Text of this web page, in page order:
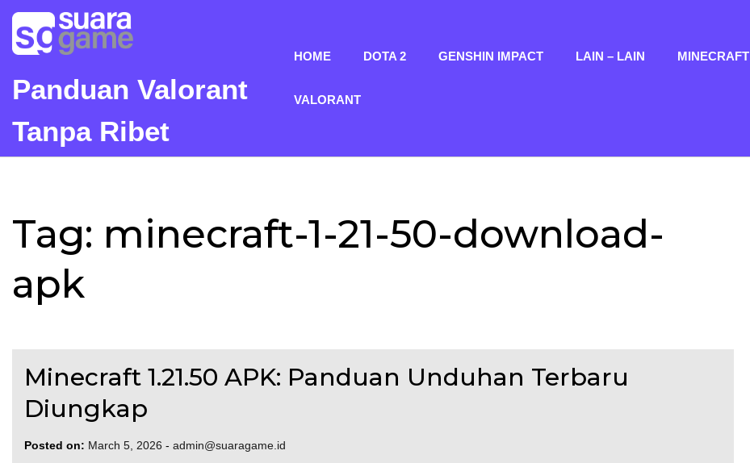
content
Panduan Valorant
Tanpa Ribet
HOME DOTA 2 GENSHIN IMPACT LAIN – LAIN MINECRAFT
VALORANT
Tag: minecraft-1-21-50-download-
apk
Minecraft 1.21.50 APK: Panduan Unduhan Terbaru
Diungkap
Posted on: March 5, 2026 - admin@suaragame.id